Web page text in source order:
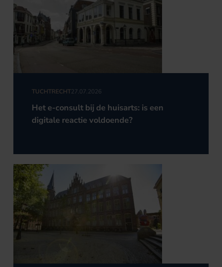
TUCHTRECHT27.07.2026
Het e-consult bij de huisarts: is een
digitale reactie voldoende?